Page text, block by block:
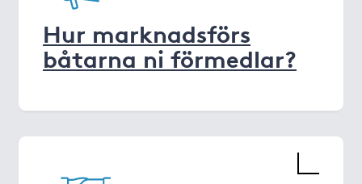
Hur marknadsförs
båtarna ni förmedlar?